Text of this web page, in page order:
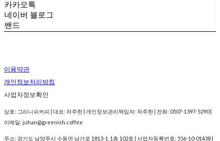
카카오톡
네이버 블로그
밴드
이용약관
개인정보처리방침
사업자정보확인
상호: 그리니쉬커피 | 대표: 차주한 | 개인정보관리책임자: 차주한 | 전화: 0507-1397-5290 |
이메일: juhan@greenish.coffee
주소: 경기도 남양주시 수동면 남가로 1813-1, 1층 102호 | 사업자등록번호: 556-10-01438 |